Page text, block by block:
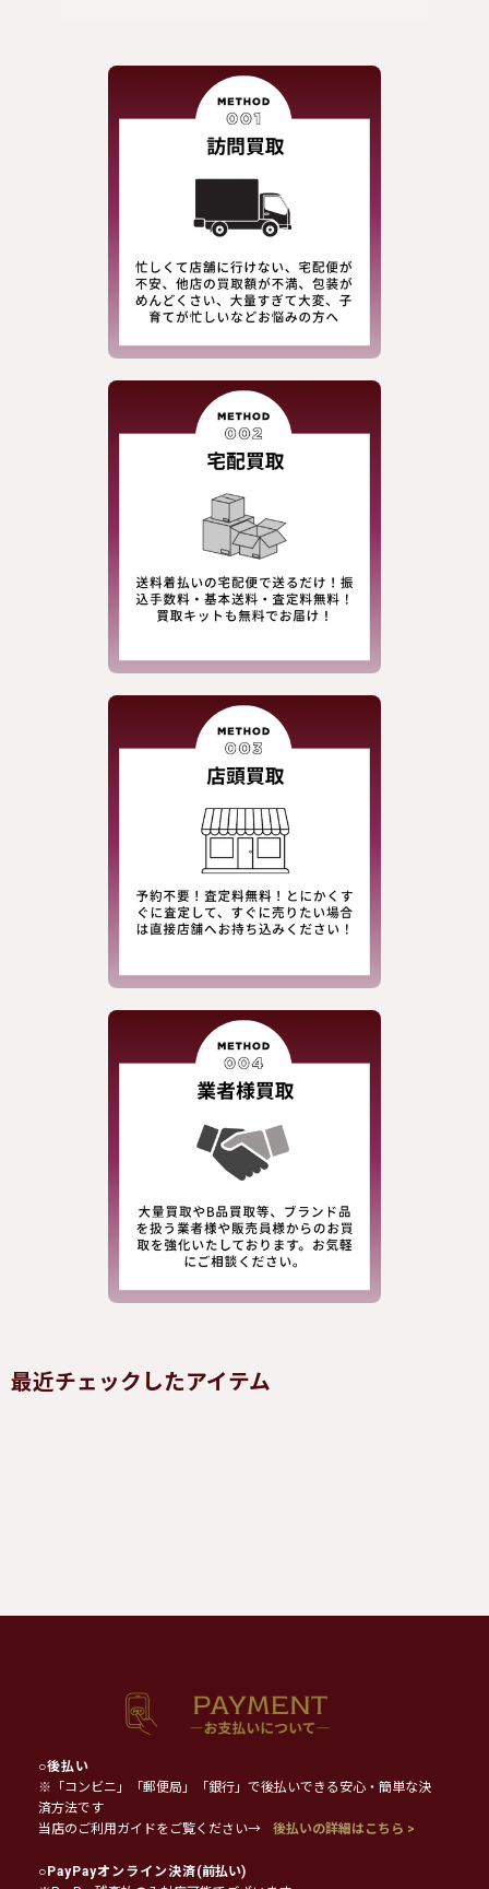
最近チェックしたアイテム
○後払い
※「コンビニ」「郵便局」「銀行」で後払いできる安心・簡単な決
済方法です
当店のご利用ガイドをご覧ください→
後払いの詳細はこちら >
○PayPayオンライン決済(前払い)